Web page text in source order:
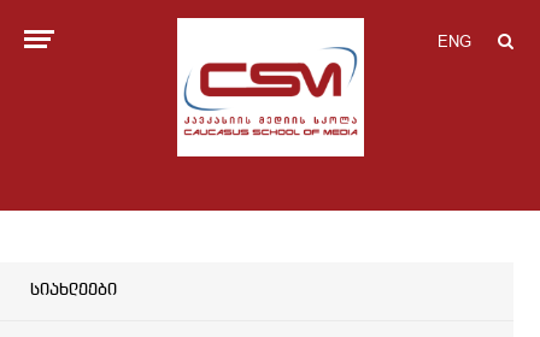
ENG
სიახლეები